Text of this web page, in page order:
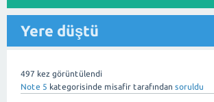
Yere düştü
497 kez görüntülendi
Note 5 kategorisinde misafir tarafından soruldu